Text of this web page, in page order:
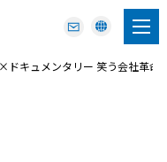
ドキュメンタリー 笑う会社革命